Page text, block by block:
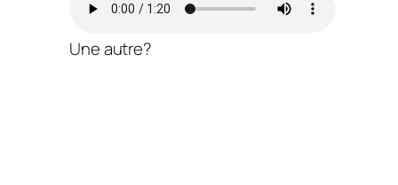
Une autre?